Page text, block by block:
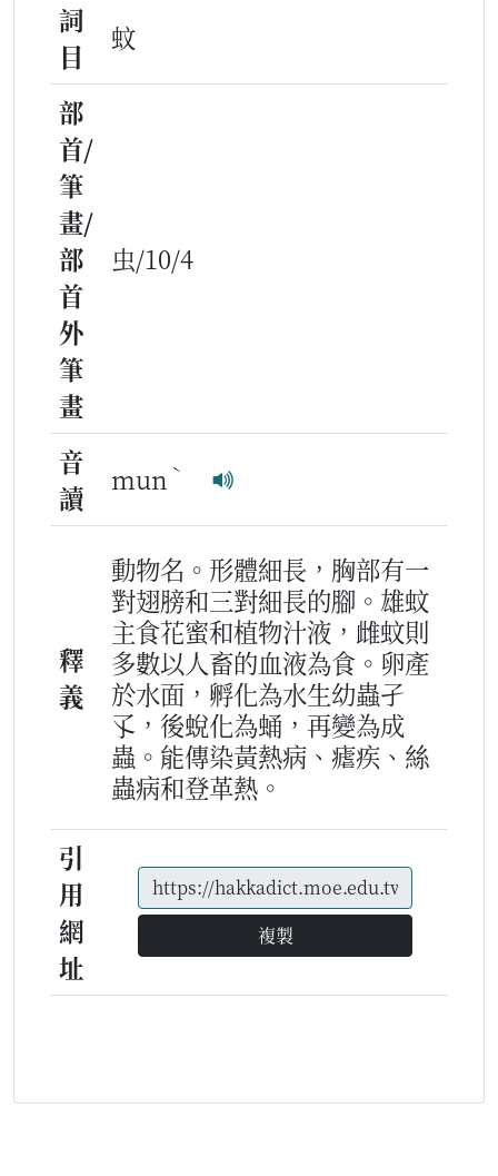
詞
目
蚊
部
首/
筆
畫/
部
首
外
筆
畫
虫/10/4
音
讀
mun ˋ
釋
義
動物名。形體細長，胸部有一
對翅膀和三對細長的腳。雄蚊
主食花蜜和植物汁液，雌蚊則
多數以人畜的血液為食。卵產
於水面，孵化為水生幼蟲孑
孓，後蛻化為蛹，再變為成
蟲。能傳染黃熱病、瘧疾、絲
蟲病和登革熱。
引
用
網
址
複製